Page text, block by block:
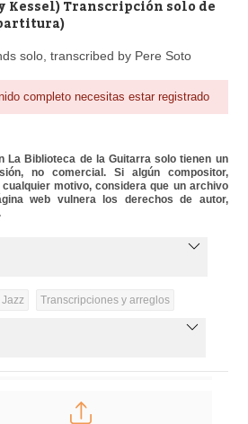
Reproductor
Kessel) Transcripción solo de
solo, transcribed by Pere Soto
completo necesitas estar registrado
La Biblioteca de la Guitarra solo tienen un
no comercial. Si algún compositor,
motivo, considera que un archivo
web vulnera los derechos de autor,
Jazz Transcripciones y arreglos